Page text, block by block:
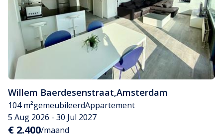
Willem Baerdesenstraat,Amsterdam
104 m²gemeubileerdAppartement
5 Aug 2026 - 30 Jul 2027
€ 2.400/maand